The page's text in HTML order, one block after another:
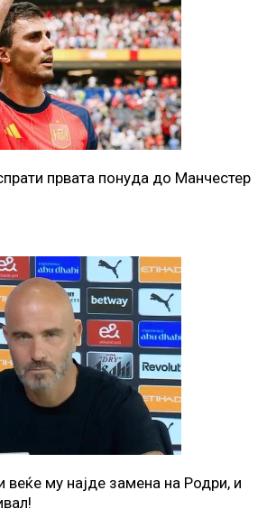
првата понуда до Манчестер
веќе му најде замена на Родри, и